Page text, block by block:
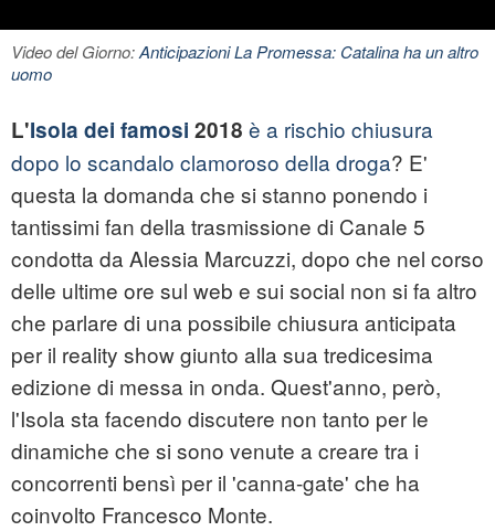
Video del Giorno:Anticipazioni La Promessa: Catalina ha un altro
uomo
L'Isola dei famosi 2018 è a rischio chiusura
dopo lo scandalo clamoroso della droga? E'
questa la domanda che si stanno ponendo i
tantissimi fan della trasmissione di Canale 5
condotta da Alessia Marcuzzi, dopo che nel corso
delle ultime ore sul web e sui social non si fa altro
che parlare di una possibile chiusura anticipata
per il reality show giunto alla sua tredicesima
edizione di messa in onda. Quest'anno, però,
l'Isola sta facendo discutere non tanto per le
dinamiche che si sono venute a creare tra i
concorrenti bensì per il 'canna-gate' che ha
coinvolto Francesco Monte.